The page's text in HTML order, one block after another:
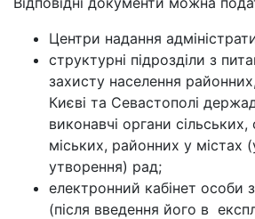
Центри надання
структурні підрозділи з
захисту населення
Києві та Севастополі
виконавчі органи
міських, районних у містах
утворення) рад;
електронний кабінет особи з
(після введення його в